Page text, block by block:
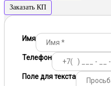
Заказать КП
Имя
Телефон
Поле для текста